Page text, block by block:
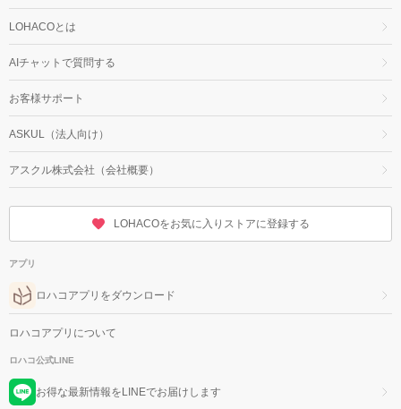
LOHACOとは
AIチャットで質問する
お客様サポート
ASKUL（法人向け）
アスクル株式会社（会社概要）
LOHACOをお気に入りストアに登録する
アプリ
ロハコアプリをダウンロード
ロハコアプリについて
ロハコ公式LINE
お得な最新情報をLINEでお届けします